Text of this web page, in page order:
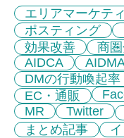
エリアマーケテ
ポスティング
効果改善
商
AIDCA
DMの行動喚起率
EC・通販
MR
Twitter
まとめ記事